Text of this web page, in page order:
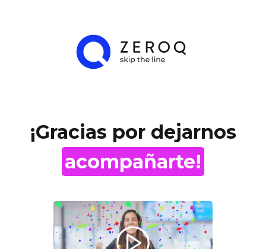
¡Gracias por dejarnos
acompañarte!